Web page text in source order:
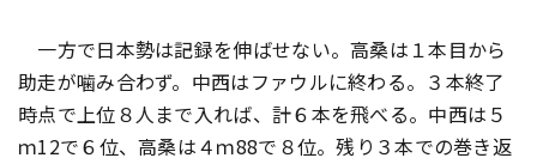
一方で日本勢は記録を伸ばせない。高桑は１本目から
助走が噛み合わず。中西はファウルに終わる。３本終了
時点で上位８人まで入れば、計６本を飛べる。中西は５
ｍ12で６位、高桑は４ｍ88で８位。残り３本での巻き返